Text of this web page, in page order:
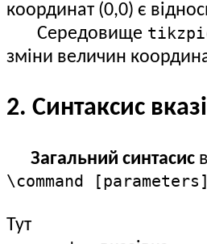
координат (0,0) є
Середовище
зміни величин
2. Синтаксис
Загальний синтасис
\command
Тут